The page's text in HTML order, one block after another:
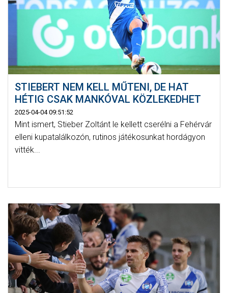
STIEBERT NEM KELL MŰTENI, DE HAT
HÉTIG CSAK MANKÓVAL KÖZLEKEDHET
2025-04-04 09:51:52
Mint ismert, Stieber Zoltánt le kellett cserélni a Fehérvár
elleni kupatalálkozón, rutinos játékosunkat hordágyon
vitték...